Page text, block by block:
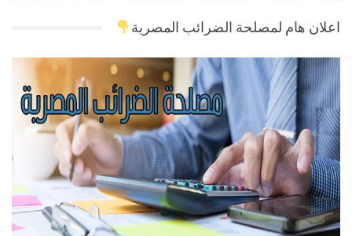
اعلان هام لمصلحة الضرائب المصرية